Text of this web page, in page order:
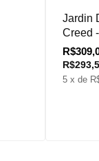
Jardin
Creed
5 x de